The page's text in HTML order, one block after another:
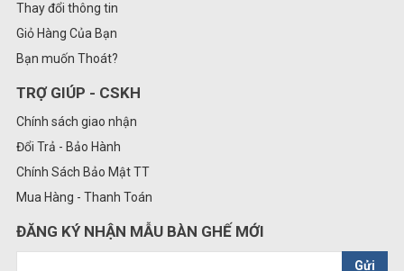
Thay đổi thông tin
Giỏ Hàng Của Bạn
Bạn muốn Thoát?
TRỢ GIÚP - CSKH
Chính sách giao nhận
Đổi Trả - Bảo Hành
Chính Sách Bảo Mật TT
Mua Hàng - Thanh Toán
ĐĂNG KÝ NHẬN MẪU BÀN GHẾ MỚI
Gửi